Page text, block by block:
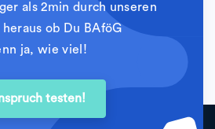
als 2min durch unseren
heraus ob Du BAföG
ja, wie viel!
testen!